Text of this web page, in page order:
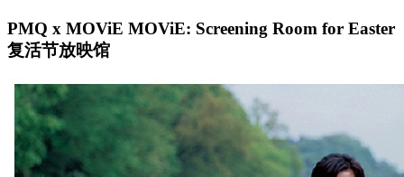
PMQ x MOViE MOViE: Screening Room for Easter
复活节放映馆